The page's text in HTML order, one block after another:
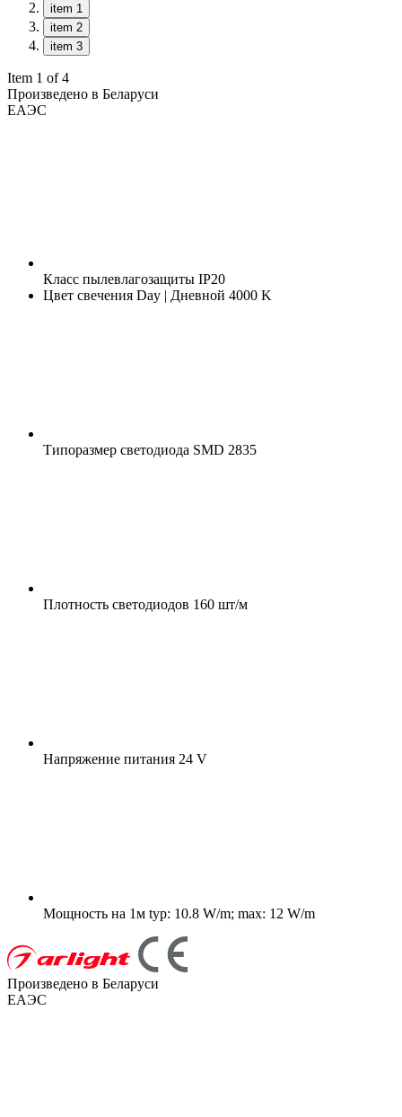
item 1
item 2
item 3
Item 1 of 4
Произведено в Беларуси
ЕАЭС
Класс пылевлагозащиты IP20
Цвет свечения Day | Дневной 4000 K
Типоразмер светодиода SMD 2835
Плотность светодиодов 160 шт/м
Напряжение питания 24 V
Мощность на 1м typ: 10.8 W/m; max: 12 W/m
Произведено в Беларуси
ЕАЭС